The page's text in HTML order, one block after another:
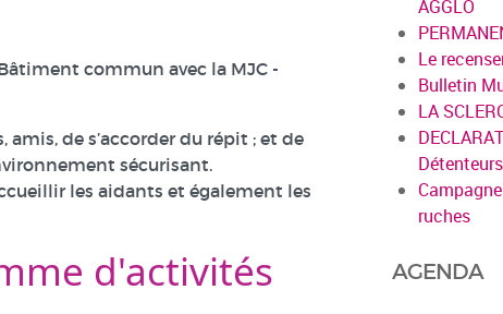
commun avec la MJC -
de s’accorder du répit ; et de
sécurisant.
les aidants et également les
d'activités
AGGLO
Le
Bulletin
LA
ruches
AGENDA